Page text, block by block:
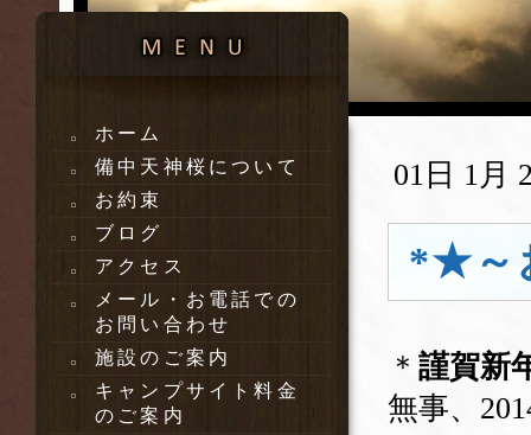
ホーム
備中天神桜について
お約束
ブログ
アクセス
メール・お電話での
お問い合わせ
施設のご案内
キャンプサイト料金
のご案内
01日 1月
*★～
＊ 謹賀新
無事、